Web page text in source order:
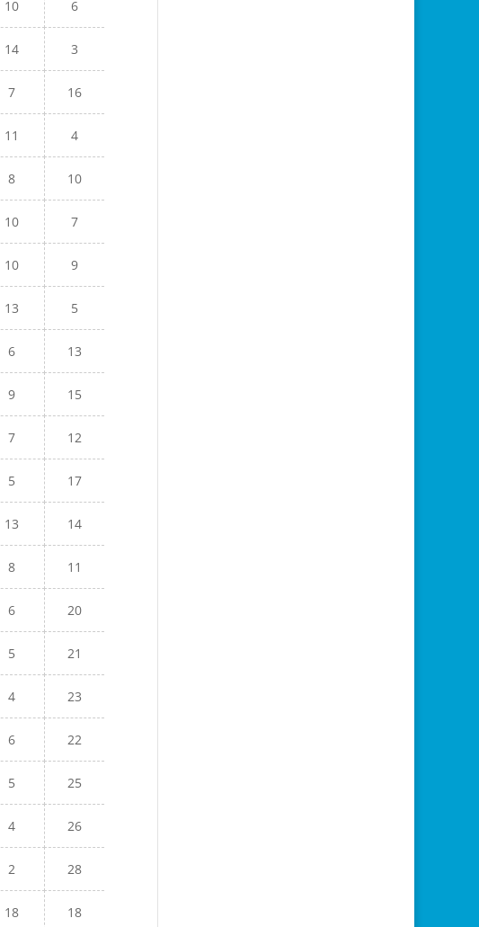
10 6
14 3
7 16
11 4
8 10
10 7
10 9
13 5
6 13
9 15
7 12
5 17
13 14
8 11
6 20
5 21
4 23
6 22
5 25
4 26
2 28
18 18